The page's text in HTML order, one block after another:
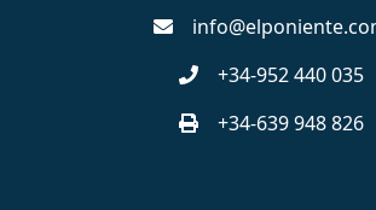
+34-952 440 035
+34-639 948 826